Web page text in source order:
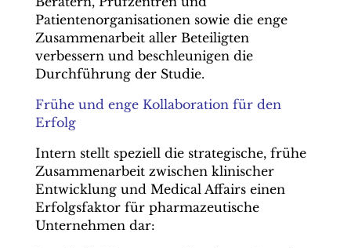
Patientenorganisationen sowie die enge
Zusammenarbeit aller Beteiligten
verbessern und beschleunigen die
Durchführung der Studie.
Frühe und enge Kollaboration für den
Erfolg
Intern stellt speziell die strategische, frühe
Zusammenarbeit zwischen klinischer
Entwicklung und Medical Affairs einen
Erfolgsfaktor für pharmazeutische
Unternehmen dar: